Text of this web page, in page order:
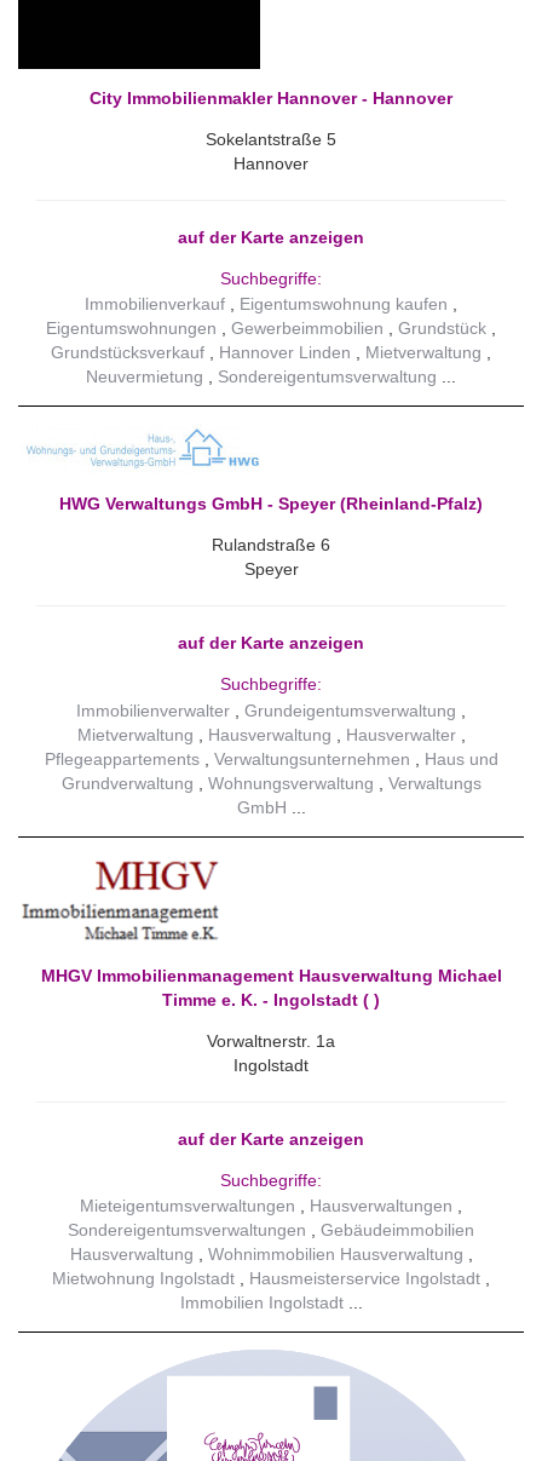
City Immobilienmakler Hannover - Hannover
Sokelantstraße 5
Hannover
auf der Karte anzeigen
Suchbegriffe:
Immobilienverkauf
Eigentumswohnung kaufen
Eigentumswohnungen
Gewerbeimmobilien
Grundstück
Grundstücksverkauf
Hannover Linden
Mietverwaltung
Neuvermietung
Sondereigentumsverwaltung
HWG Verwaltungs GmbH - Speyer (Rheinland-Pfalz)
Rulandstraße 6
Speyer
auf der Karte anzeigen
Suchbegriffe:
Immobilienverwalter
Grundeigentumsverwaltung
Mietverwaltung
Hausverwaltung
Hausverwalter
Pflegeappartements
Verwaltungsunternehmen
Haus und
Grundverwaltung
Wohnungsverwaltung
Verwaltungs
GmbH
MHGV Immobilienmanagement Hausverwaltung Michael
Timme e. K. - Ingolstadt ( )
Vorwaltnerstr. 1a
Ingolstadt
auf der Karte anzeigen
Suchbegriffe:
Mieteigentumsverwaltungen
Hausverwaltungen
Sondereigentumsverwaltungen
Gebäudeimmobilien
Hausverwaltung
Wohnimmobilien Hausverwaltung
Mietwohnung Ingolstadt
Hausmeisterservice Ingolstadt
Immobilien Ingolstadt